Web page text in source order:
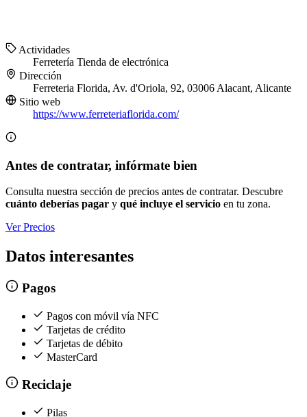
Actividades
Ferretería Tienda de electrónica
Dirección
Ferreteria Florida, Av. d'Oriola, 92, 03006 Alacant, Alicante
Sitio web
https://www.ferreteriaflorida.com/
Antes de contratar, infórmate bien
Consulta nuestra sección de precios antes de contratar. Descubre
cuánto deberías pagar y qué incluye el servicio en tu zona.
Ver Precios
Datos interesantes
Pagos
Pagos con móvil vía NFC
Tarjetas de crédito
Tarjetas de débito
MasterCard
Reciclaje
Pilas